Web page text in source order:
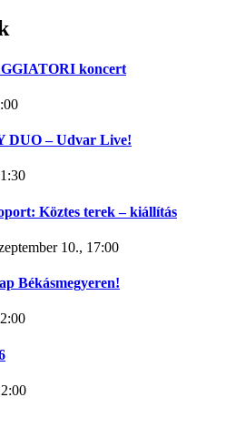
koncert
– Udvar Live!
Köztes terek – kiállítás
10., 17:00
Békásmegyeren!